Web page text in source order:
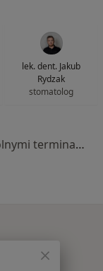
lek. dent. Jakub
Rydzak
stomatolog
Brak dostępnych specjalistów z wolnymi terminami w tym centrum medycznym.